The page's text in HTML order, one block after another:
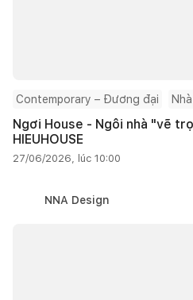
Contemporary – Đương đại
Ngơi House - Ngôi nhà "vẽ
HIEUHOUSE
27/06/2026, lúc 10:00
NNA Design